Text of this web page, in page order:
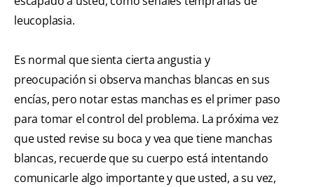
leucoplasia.
Es normal que sienta cierta angustia y
preocupación si observa manchas blancas en sus
encías, pero notar estas manchas es el primer paso
para tomar el control del problema. La próxima vez
que usted revise su boca y vea que tiene manchas
blancas, recuerde que su cuerpo está intentando
comunicarle algo importante y que usted, a su vez,